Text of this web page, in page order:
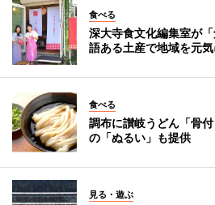
食べる
深大寺食文化編集室が
語ある土産で地域を元気
食べる
調布に讃岐うどん「骨
の「ぬるい」も提供
見る・遊ぶ